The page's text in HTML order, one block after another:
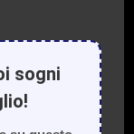
sogni